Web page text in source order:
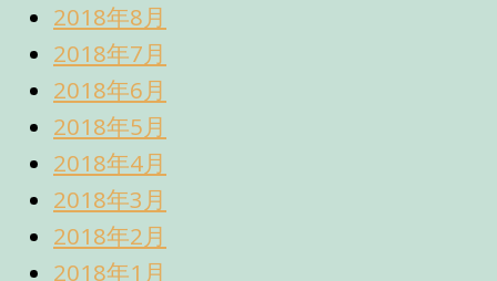
2018年8月
2018年7月
2018年6月
2018年5月
2018年4月
2018年3月
2018年2月
2018年1月